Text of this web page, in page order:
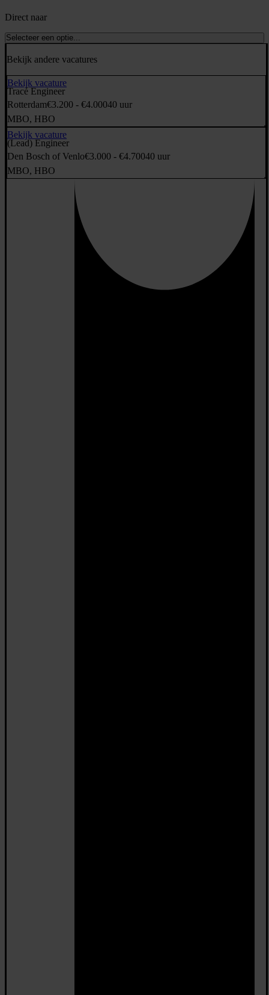
Direct naar
Selecteer een optie...
Bekijk andere vacatures
Tracé Engineer
Rotterdam€3.200 - €4.00040 uur
MBO, HBO
Bekijk vacature
(Lead) Engineer
Den Bosch of Venlo€3.000 - €4.70040 uur
MBO, HBO
Bekijk vacature